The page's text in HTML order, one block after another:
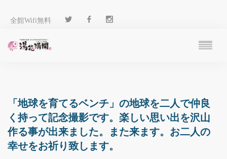
全館Wifi無料
客 室
温 泉
料 理
施 設
アクセス
「地球を育てるベンチ」の地球を二人で仲良
く持って記念撮影です。楽しい思い出を沢山
作る事が出来ました。また来ます。お二人の
幸せをお祈り致します。